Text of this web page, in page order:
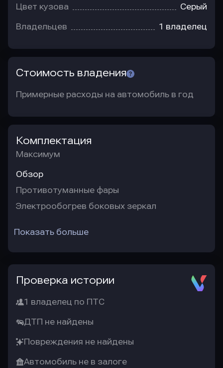
Цвет кузова Серый
Владельцев 1 владелец
Стоимость владения
Примерные расходы на автомобиль в год
Комплектация
Максимум
Обзор
Противотуманные фары
Электрообогрев боковых зеркал
Показать больше
Проверка истории
1 владелец по ПТС
ДТП не найдены
Повреждения не найдены
Автомобиль не в залоге